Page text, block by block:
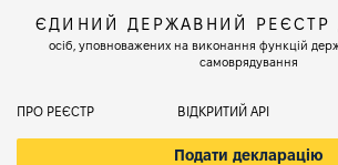
ЄДИНИЙ ДЕРЖАВНИЙ РЕЄСТР
осіб, уповноважених на виконання функцій
самоврядування
ПРО РЕЄСТР ВІДКРИТИЙ АРІ
Подати декларацію